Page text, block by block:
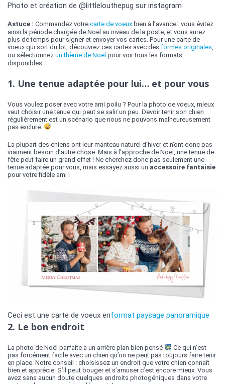
Photo et création de @littlelouthepug sur instagram
Astuce : Commandez votre carte de voeux bien à l’avance : vous évitez
ainsi la période chargée de Noël au niveau de la poste, et vous aurez
plus de temps pour signer et envoyer vos cartes. Pour une carte de
voeux qui sort du lot, découvrez ces cartes avec des formes originales
ou sélectionnez un thème de Noël pour voir tous les formats
disponibles.
1. Une tenue adaptée pour lui… et pour vous
Vous voulez poser avec votre ami poilu ? Pour la photo de voeux, mieux
vaut choisir une tenue qui peut se salir un peu. Devoir tenir son chien
régulièrement est un scénario que nous ne pouvons malheureusement
pas exclure.
La plupart des chiens ont leur manteau naturel d’hiver et n’ont donc pas
vraiment besoin d’autre chose. Mais à l’approche de Noël, une tenue de
fête peut faire un grand effet ! Ne cherchez donc pas seulement une
tenue adaptée pour vous, mais essayez aussi un accessoire fantaisie
pour votre fidèle ami !
Ceci est une carte de voeux enformat paysage panoramique
2. Le bon endroit
La photo de Noël parfaite a un arrière plan bien pensé
Ce qui n’est
pas forcément facile avec un chien qu’on ne peut pas toujours faire tenir
en place. Notre conseil : choisissez un endroit que votre chien connaît
bien et apprécie. S’il peut bouger et s’amuser c’est encore mieux. Vous
avez sans aucun doute quelques endroits photogéniques dans votre